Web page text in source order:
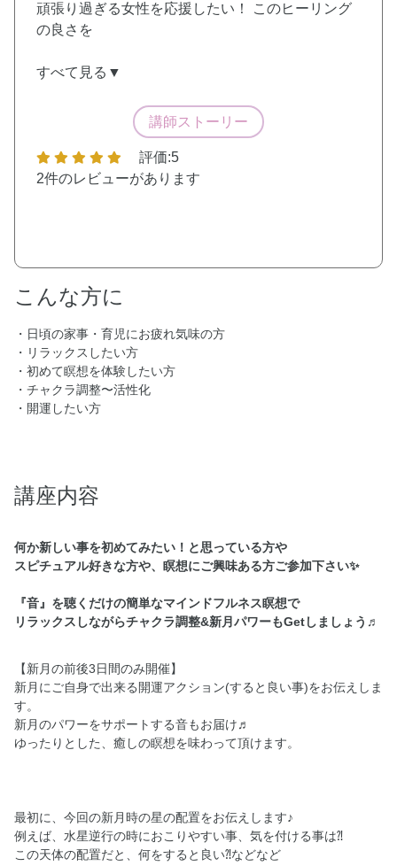
頑張り過ぎる女性を応援したい！ このヒーリング
の良さを
すべて見る▼
講師ストーリー
評価:5
2件のレビューがあります
こんな方に
・日頃の家事・育児にお疲れ気味の方
・リラックスしたい方
・初めて瞑想を体験したい方
・チャクラ調整〜活性化
・開運したい方
講座内容
何か新しい事を初めてみたい！と思っている方や
スピチュアル好きな方や、瞑想にご興味ある方ご参加下さい✨
『音』を聴くだけの簡単なマインドフルネス瞑想で
リラックスしながらチャクラ調整&新月パワーもGetしましょう♬
【新月の前後3日間のみ開催】
新月にご自身で出来る開運アクション(すると良い事)をお伝えしま
す。
新月のパワーをサポートする音もお届け♬
ゆったりとした、癒しの瞑想を味わって頂けます。
最初に、今回の新月時の星の配置をお伝えします♪
例えば、水星逆行の時におこりやすい事、気を付ける事は⁈
この天体の配置だと、何をすると良い⁈などなど